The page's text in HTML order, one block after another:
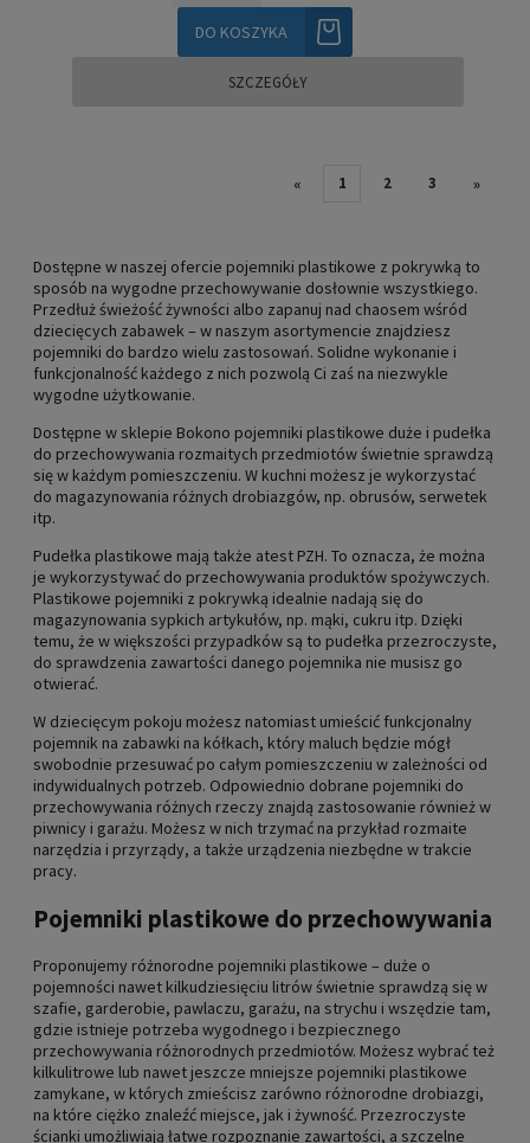
DO KOSZYKA
SZCZEGÓŁY
« 1 2 3 »
Dostępne w naszej ofercie pojemniki plastikowe z pokrywką to
sposób na wygodne przechowywanie dosłownie wszystkiego.
Przedłuż świeżość żywności albo zapanuj nad chaosem wśród
dziecięcych zabawek – w naszym asortymencie znajdziesz
pojemniki do bardzo wielu zastosowań. Solidne wykonanie i
funkcjonalność każdego z nich pozwolą Ci zaś na niezwykle
wygodne użytkowanie.
Dostępne w sklepie Bokono pojemniki plastikowe duże i pudełka
do przechowywania rozmaitych przedmiotów świetnie sprawdzą
się w każdym pomieszczeniu. W kuchni możesz je wykorzystać
do magazynowania różnych drobiazgów, np. obrusów, serwetek
itp.
Pudełka plastikowe mają także atest PZH. To oznacza, że można
je wykorzystywać do przechowywania produktów spożywczych.
Plastikowe pojemniki z pokrywką idealnie nadają się do
magazynowania sypkich artykułów, np. mąki, cukru itp. Dzięki
temu, że w większości przypadków są to pudełka przezroczyste,
do sprawdzenia zawartości danego pojemnika nie musisz go
otwierać.
W dziecięcym pokoju możesz natomiast umieścić funkcjonalny
pojemnik na zabawki na kółkach, który maluch będzie mógł
swobodnie przesuwać po całym pomieszczeniu w zależności od
indywidualnych potrzeb. Odpowiednio dobrane pojemniki do
przechowywania różnych rzeczy znajdą zastosowanie również w
piwnicy i garażu. Możesz w nich trzymać na przykład rozmaite
narzędzia i przyrządy, a także urządzenia niezbędne w trakcie
pracy.
Pojemniki plastikowe do przechowywania
Proponujemy różnorodne pojemniki plastikowe – duże o
pojemności nawet kilkudziesięciu litrów świetnie sprawdzą się w
szafie, garderobie, pawlaczu, garażu, na strychu i wszędzie tam,
gdzie istnieje potrzeba wygodnego i bezpiecznego
przechowywania różnorodnych przedmiotów. Możesz wybrać też
kilkulitrowe lub nawet jeszcze mniejsze pojemniki plastikowe
zamykane, w których zmieścisz zarówno różnorodne drobiazgi,
na które ciężko znaleźć miejsce, jak i żywność. Przezroczyste
ścianki umożliwiają łatwe rozpoznanie zawartości, a szczelne